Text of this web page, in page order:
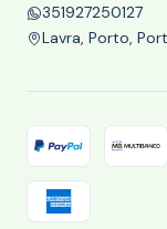
351927250127
Lavra, Porto,